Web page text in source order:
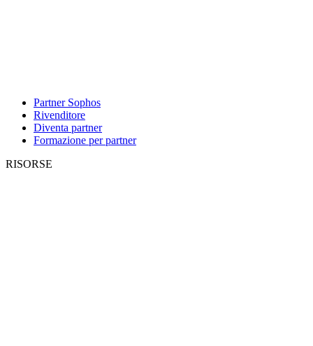
Partner Sophos
Rivenditore
Diventa partner
Formazione per partner
RISORSE